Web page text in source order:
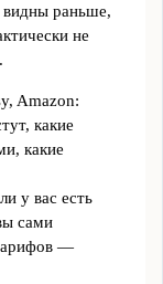
видны раньше,
не
Amazon:
какие
какие
у вас есть
сами
—